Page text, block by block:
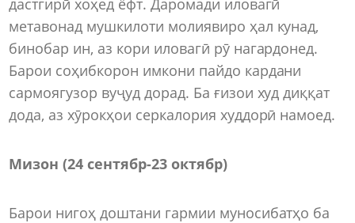
дастгирӣ хоҳед ёфт. Даромади иловагӣ
метавонад мушкилоти молиявиро ҳал кунад,
бинобар ин, аз кори иловагӣ рӯ нагардонед.
Барои соҳибкорон имкони пайдо кардани
сармоягузор вуҷуд дорад. Ба ғизои худ диққат
дода, аз хӯрокҳои серкалория худдорӣ намоед.
Мизон (24 сентябр-23 октябр)
Барои нигоҳ доштани гармии муносибатҳо ба